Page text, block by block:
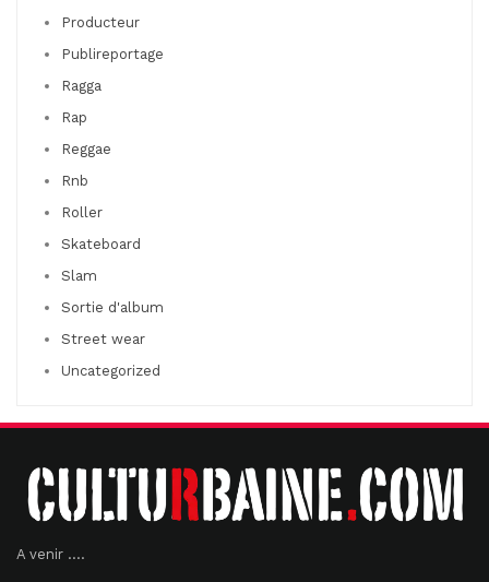
Producteur
Publireportage
Ragga
Rap
Reggae
Rnb
Roller
Skateboard
Slam
Sortie d'album
Street wear
Uncategorized
A venir ....